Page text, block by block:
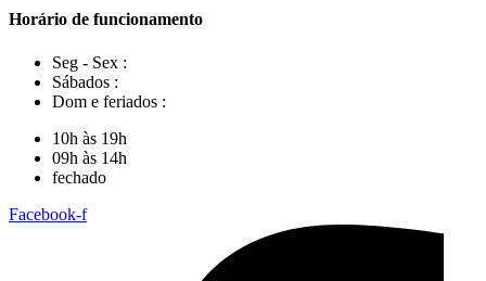
Horário de funcionamento
Seg - Sex :
Sábados :
Dom e feriados :
10h às 19h
09h às 14h
fechado
Facebook-f